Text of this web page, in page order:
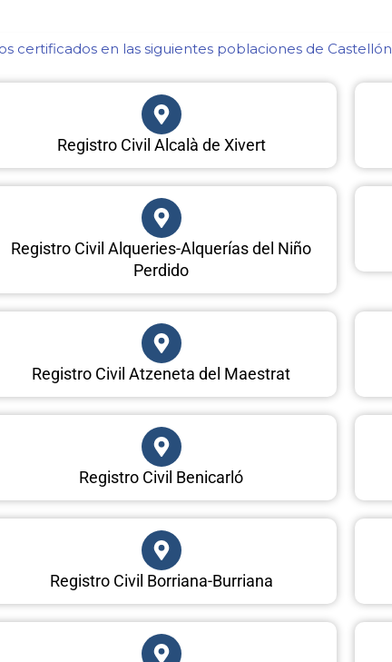
certificados en las siguientes poblaciones de Castellón​
Registro Civil Alcalà de Xivert
Registro Civil Alqueries-Alquerías del Niño
Perdido
Registro Civil Atzeneta del Maestrat
Registro Civil Benicarló
Registro Civil Borriana-Burriana